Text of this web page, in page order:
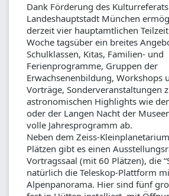
Dank Förderung des
Landeshauptstadt München
derzeit vier hauptamtlichen
Woche tagsüber ein breites
Schulklassen, Kitas, Familien- und
Ferienprogramme, Gruppen der
Erwachsenenbildung, Workshops
Vorträge, Sonderveranstaltungen
astronomischen Highlights wie
oder der Langen Nacht der
volle Jahresprogramm ab.
Neben dem Zeiss-
Plätzen gibt es einen
Vortragssaal (mit 60 Plätzen), die
natürlich die Teleskop-Plattform
Alpenpanorama. Hier sind fünf